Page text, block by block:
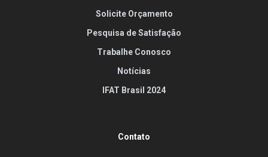
Solicite Orçamento
Pesquisa de Satisfação
Trabalhe Conosco
Notícias
IFAT Brasil 2024
Contato